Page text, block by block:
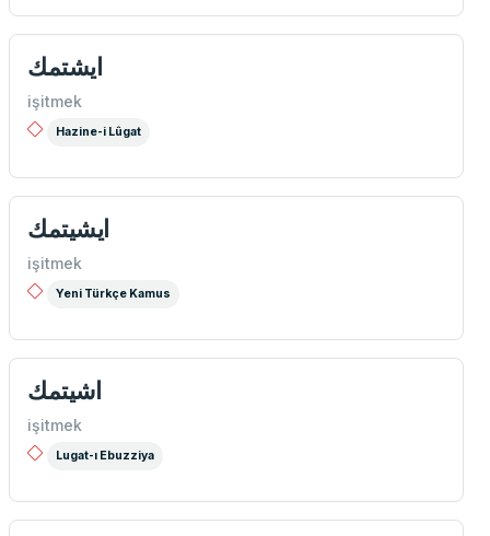
ايشتمك
işitmek
Hazine-i Lûgat
ايشيتمك
işitmek
Yeni Türkçe Kamus
اشيتمك
işitmek
Lugat-ı Ebuzziya